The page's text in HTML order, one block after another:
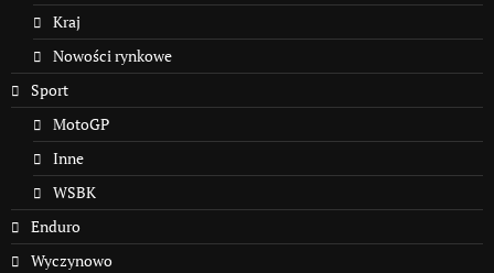
Kraj
Nowości rynkowe
Sport
MotoGP
Inne
WSBK
Enduro
Wyczynowo